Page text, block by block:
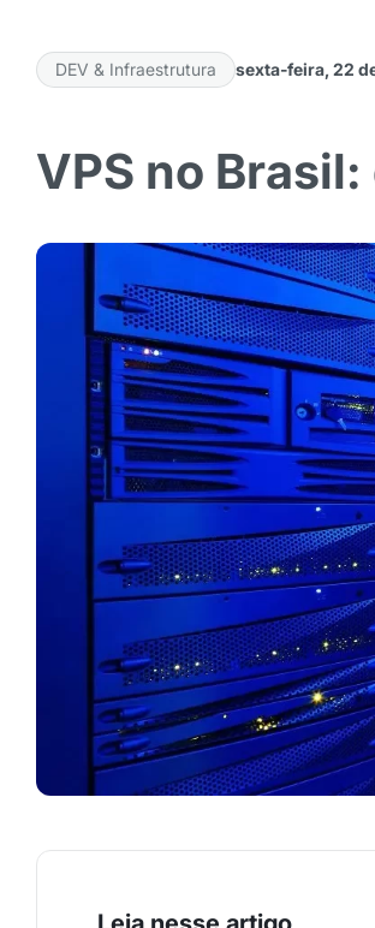
DEV & Infraestrutura sexta-feira, 22
VPS no